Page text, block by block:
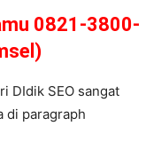
0821-3800-
DIdik SEO sangat
di paragraph